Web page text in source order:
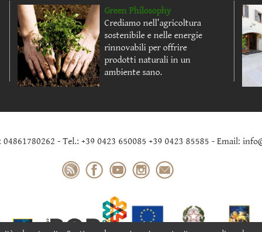
Green Philosophy
Crediamo nell’agricoltura
sostenibile e nelle energie
rinnovabili per offrire
prodotti naturali in un
ambiente sano.
04861780262 - Tel.: +39 0423 650085 +39 0423 85585 - Email: